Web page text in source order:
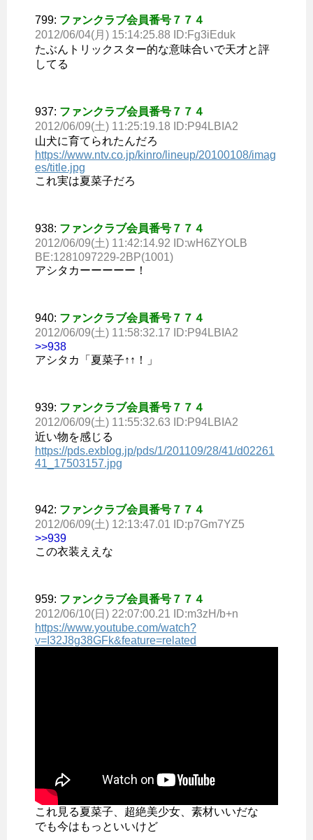
799: ファンクラブ会員番号７７４
2012/06/04(月) 15:14:25.88 ID:Fg3iEduk
たぶんトリックスター的な意味合いで天才と評
してる
937: ファンクラブ会員番号７７４
2012/06/09(土) 11:25:19.18 ID:P94LBIA2
山犬に育てられたんだろ
https://www.ntv.co.jp/kinro/lineup/20100108/imag
es/title.jpg
これ実は夏菜子だろ
938: ファンクラブ会員番号７７４
2012/06/09(土) 11:42:14.92 ID:wH6ZYOLB
BE:1281097229-2BP(1001)
アシタカーーーーー！
940: ファンクラブ会員番号７７４
2012/06/09(土) 11:58:32.17 ID:P94LBIA2
>>938
アシタカ「夏菜子↑↑！」
939: ファンクラブ会員番号７７４
2012/06/09(土) 11:55:32.63 ID:P94LBIA2
近い物を感じる
https://pds.exblog.jp/pds/1/201109/28/41/d02261
41_17503157.jpg
942: ファンクラブ会員番号７７４
2012/06/09(土) 12:13:47.01 ID:p7Gm7YZ5
>>939
この衣装ええな
959: ファンクラブ会員番号７７４
2012/06/10(日) 22:07:00.21 ID:m3zH/b+n
https://www.youtube.com/watch?
v=I32J8g38GFk&feature=related
これ見る夏菜子、超絶美少女、素材いいだな
でも今はもっといいけど